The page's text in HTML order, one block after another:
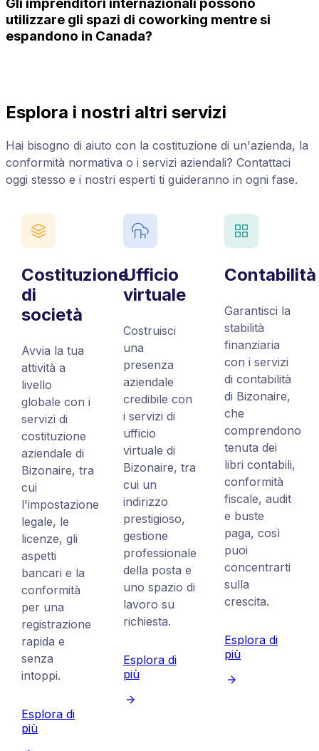
Gli imprenditori internazionali possono
utilizzare gli spazi di coworking mentre si
espandono in Canada?
Esplora i nostri altri servizi
Hai bisogno di aiuto con la costituzione di un'azienda, la
conformità normativa o i servizi aziendali? Contattaci
oggi stesso e i nostri esperti ti guideranno in ogni fase.
Costituzione
di
società
Avvia la tua
attività a
livello
globale con i
servizi di
costituzione
aziendale di
Bizonaire, tra
cui
l'impostazione
legale, le
licenze, gli
aspetti
bancari e la
conformità
per una
registrazione
rapida e
senza
intoppi.
Esplora di
più
Ufficio
virtuale
Costruisci
una
presenza
aziendale
credibile con
i servizi di
ufficio
virtuale di
Bizonaire, tra
cui un
indirizzo
prestigioso,
gestione
professionale
della posta e
uno spazio di
lavoro su
richiesta.
Esplora di
più
Contabilità
Garantisci la
stabilità
finanziaria
con i servizi
di contabilità
di Bizonaire,
che
comprendono
tenuta dei
libri contabili,
conformità
fiscale, audit
e buste
paga, così
puoi
concentrarti
sulla
crescita.
Esplora di
più